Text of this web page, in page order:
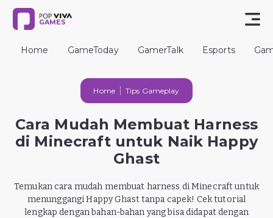
GAMES
Home GameToday GamerTalk Esports
Home Tips Gameplay
Cara Mudah Membuat Harness
di Minecraft untuk Naik Happy
Ghast
Temukan cara mudah membuat harness di Minecraft untuk
menunggangi Happy Ghast tanpa capek! Cek tutorial
lengkap dengan bahan-bahan yang bisa didapat dengan